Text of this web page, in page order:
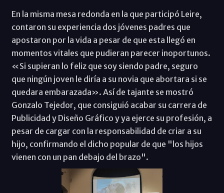
En la misma mesa redonda en la que participó Leire,
contaron su experiencia dos jóvenes padres que
apostaron por la vida a pesar de que esta llegó en
momentos vitales que pudieran parecer inoportunos.
«Si supieran lo feliz que soy siendo padre, seguro
que ningún joven le diría a su novia que abortara si se
quedara embarazada». Así de tajante se mostró
Gonzalo Tejedor, que consiguió acabar su carrera de
Publicidad y Diseño Gráfico y ya ejerce su profesión, a
pesar de cargar con la responsabilidad de criar a su
hijo, confirmando el dicho popular de que "los hijos
vienen con un pan debajo del brazo".